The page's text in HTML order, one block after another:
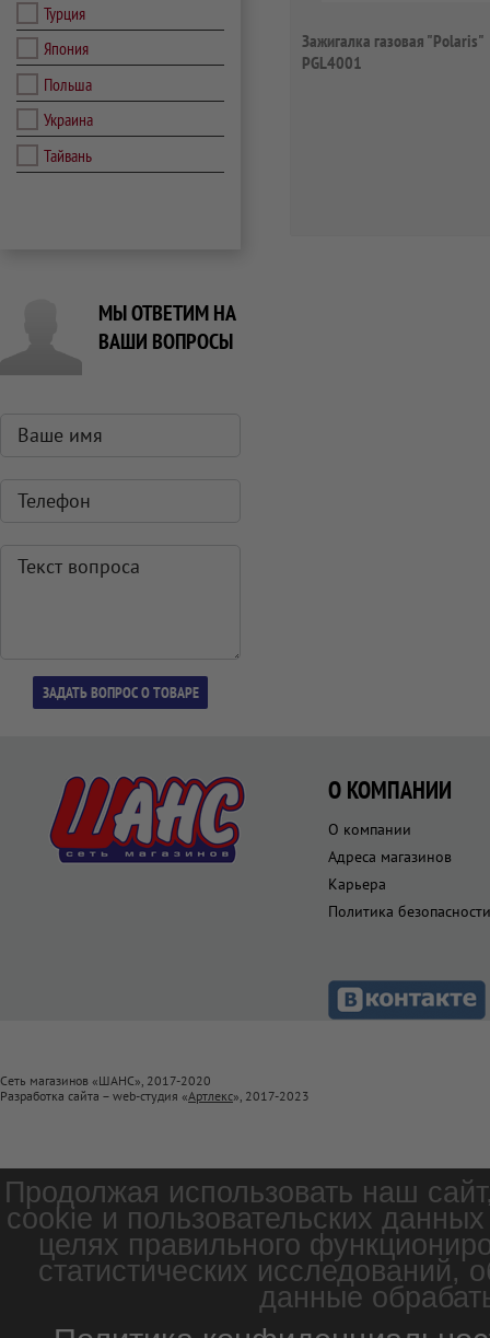
Турция
Япония
Польша
Украина
Тайвань
МЫ ОТВЕТИМ НА
ВАШИ ВОПРОСЫ
Зажигалка газовая "Polaris"
PGL4001
О КОМПАНИИ
О компании
Адреса магазинов
Карьера
Политика безопасности
Сеть магазинов «ШАНС», 2017-2020
Разработка сайта – web-студия «Артлекс», 2017-2023
Продолжая использовать наш
cookie и пользовательских
целях правильного
статистических
данные